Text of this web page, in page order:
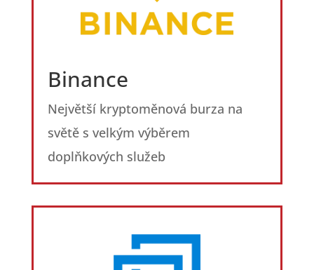
Binance
Největší kryptoměnová burza na
světě s velkým výběrem
doplňkových služeb